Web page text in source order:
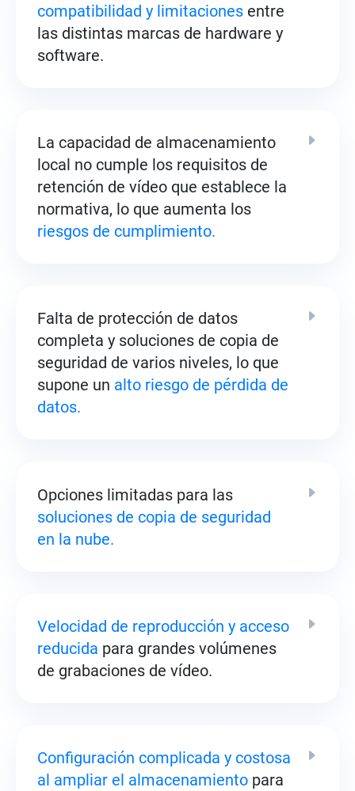
compatibilidad y limitaciones entre
las distintas marcas de hardware y
software.
La capacidad de almacenamiento
local no cumple los requisitos de
retención de vídeo que establece la
normativa, lo que aumenta los
riesgos de cumplimiento.
Falta de protección de datos
completa y soluciones de copia de
seguridad de varios niveles, lo que
supone un alto riesgo de pérdida de
datos.
Opciones limitadas para las
soluciones de copia de seguridad
en la nube.
Velocidad de reproducción y acceso
reducida para grandes volúmenes
de grabaciones de vídeo.
Configuración complicada y costosa
al ampliar el almacenamiento para